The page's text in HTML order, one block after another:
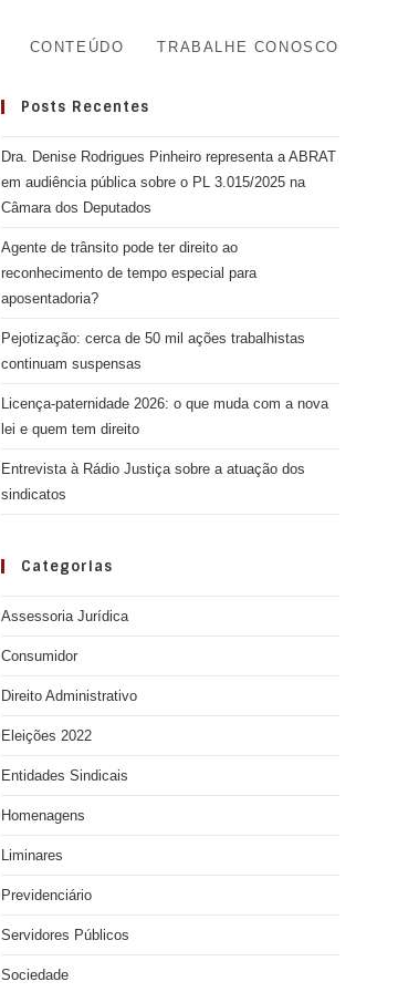
CONTEÚDO TRABALHE CONOSCO
Posts Recentes
Dra. Denise Rodrigues Pinheiro representa a ABRAT
em audiência pública sobre o PL 3.015/2025 na
Câmara dos Deputados
Agente de trânsito pode ter direito ao
reconhecimento de tempo especial para
aposentadoria?
Pejotização: cerca de 50 mil ações trabalhistas
continuam suspensas
Licença-paternidade 2026: o que muda com a nova
lei e quem tem direito
Entrevista à Rádio Justiça sobre a atuação dos
sindicatos
Categorias
Assessoria Jurídica
Consumidor
Direito Administrativo
Eleições 2022
Entidades Sindicais
Homenagens
Liminares
Previdenciário
Servidores Públicos
Sociedade